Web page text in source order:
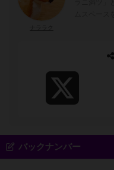
バックナンバー